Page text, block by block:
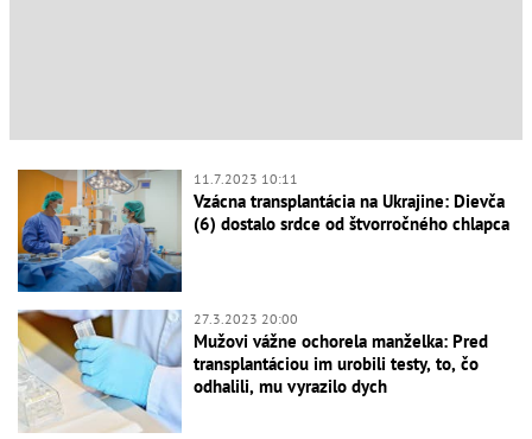
11.7.2023 10:11
Vzácna transplantácia na Ukrajine: Dievča
(6) dostalo srdce od štvorročného chlapca
27.3.2023 20:00
Mužovi vážne ochorela manželka: Pred
transplantáciou im urobili testy, to, čo
odhalili, mu vyrazilo dych